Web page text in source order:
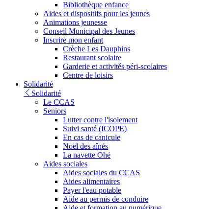
Bibliothèque enfance
Aides et dispositifs pour les jeunes
Animations jeunesse
Conseil Municipal des Jeunes
Inscrire mon enfant
Crèche Les Dauphins
Restaurant scolaire
Garderie et activités péri-scolaires
Centre de loisirs
Solidarité
Solidarité
Le CCAS
Seniors
Lutter contre l'isolement
Suivi santé (ICOPE)
En cas de canicule
Noël des aînés
La navette Ohé
Aides sociales
Aides sociales du CCAS
Aides alimentaires
Payer l'eau potable
Aide au permis de conduire